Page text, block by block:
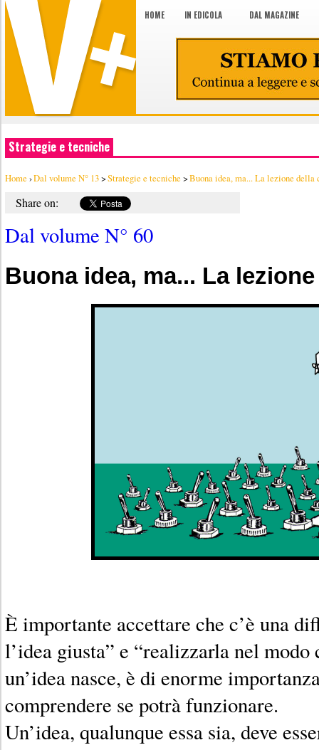
HOME IN EDICOLA DAL MAGAZINE
Strategie e tecniche
Home ›Dal volume N° 13>Strategie e tecniche >Buona idea, ma... La lezione della
Share on:
Dal volume N° 60
Buona idea, ma... La
È importante accettare che c’è una
l’idea giusta” e “realizzarla nel
un’idea nasce, è di enorme
comprendere se potrà funzionare.
Un’idea, qualunque essa sia, deve